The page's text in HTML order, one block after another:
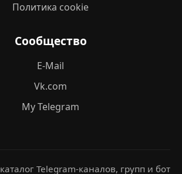
Политика cookie
Сообщество
E-Mail
Vk.com
My Telegram
Telegram-каналов, групп и бот